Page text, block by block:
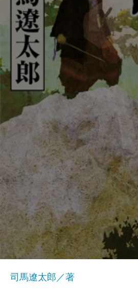
司馬遼太郎／著